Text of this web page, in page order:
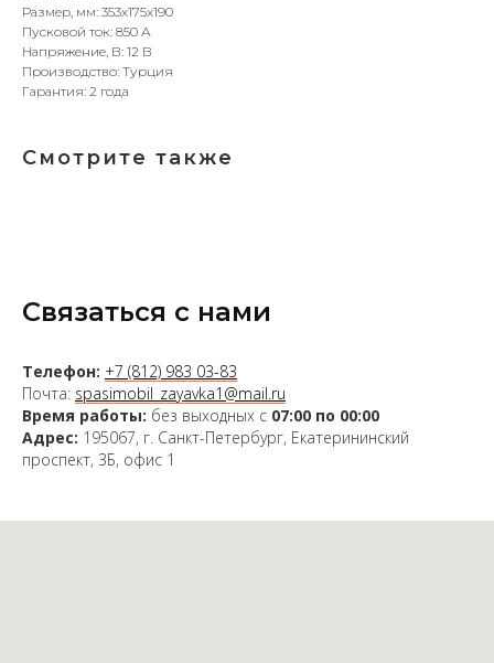
Размер, мм: 353x175x190
Пусковой ток: 850 А
Напряжение, В: 12 В
Производство: Турция
Гарантия: 2 года
Смотрите также
Связаться с нами
Телефон: +7 (812) 983 03-83
Почта: spasimobil_zayavka1@mail.ru
Время работы: без выходных с 07:00 по 00:00
Адрес: 195067, г. Санкт-Петербург, Екатерининский
проспект, 3Б, офис 1